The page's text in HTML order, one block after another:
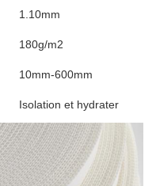
1.10mm
180g/m2
10mm-600mm
Isolation et hydrater